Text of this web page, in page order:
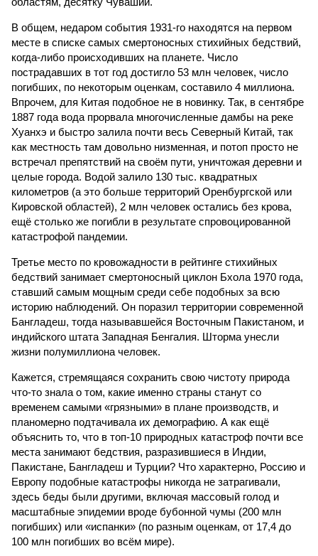
В общем, недаром события 1931-го находятся на первом
месте в списке самых смертоносных стихийных бедствий,
когда-либо происходивших на планете. Число
пострадавших в тот год достигло 53 млн человек, число
погибших, по некоторым оценкам, составило 4 миллиона.
Впрочем, для Китая подобное не в новинку. Так, в сентябре
1887 года вода прорвала многочисленные дамбы на реке
Хуанхэ и быстро залила почти весь Северный Китай, так
как местность там довольно низменная, и потоп просто не
встречал препятствий на своём пути, уничтожая деревни и
целые города. Водой залило 130 тыс. квадратных
километров (а это больше территорий Оренбургской или
Кировской областей), 2 млн человек остались без крова,
ещё столько же погибли в результате спровоцированной
катастрофой пандемии.
Третье место по кровожадности в рейтинге стихийных
бедствий занимает смертоносный циклон Бхола 1970 года,
ставший самым мощным среди себе подобных за всю
историю наблюдений. Он поразил территории современной
Бангладеш, тогда называвшейся Восточным Пакистаном, и
индийского штата Западная Бенгалия. Шторма унесли
жизни полумиллиона человек.
Кажется, стремящаяся сохранить свою чистоту природа
что-то знала о том, какие именно страны станут со
временем самыми «грязными» в плане производств, и
планомерно подтачивала их демографию. А как ещё
объяснить то, что в топ-10 природных катастроф почти все
места занимают бедствия, разразившиеся в Индии,
Пакистане, Бангладеш и Турции? Что характерно, Россию и
Европу подобные катастрофы никогда не затрагивали,
здесь беды были другими, включая массовый голод и
масштабные эпидемии вроде бубонной чумы (200 млн
погибших) или «испанки» (по разным оценкам, от 17,4 до
100 млн погибших во всём мире).